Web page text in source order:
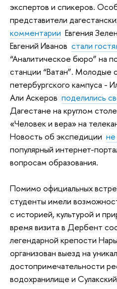
экспертов и спикеров.
представители
комментарии Евгения
Евгений Иванов стали
“Аналитическое бюро” на
станции “Ватан”. Молодые
петербургского кампуса -
Али Аскеров поделились
Дагестане на круглом
«Человек и вера» на
Новость об экспедиции
популярный интернет-
вопросам образования.
Помимо официальных
студенты имели
с историей, культурой и
время визита в Дербент
легендарной крепости
организован выезд на
достопримечательности
водохранилище и